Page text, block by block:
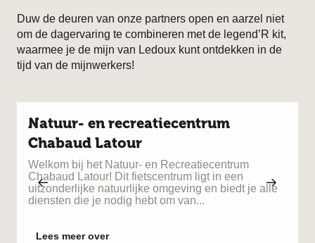
Duw de deuren van onze partners open en aarzel niet
om de dagervaring te combineren met de legend’R kit,
waarmee je de mijn van Ledoux kunt ontdekken in de
tijd van de mijnwerkers!
Natuur- en recreatiecentrum
Chabaud Latour
Welkom bij het Natuur- en Recreatiecentrum
Chabaud Latour! Dit fietscentrum ligt in een
uitzonderlijke natuurlijke omgeving en biedt je alle
diensten die je nodig hebt om van...
Lees meer over